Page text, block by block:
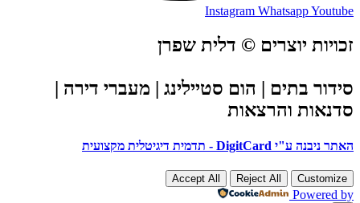
Instagram WhatsappYoutube
זכויות יוצרים © דלית שפרן
סידור בתים | הום סטיילינג | מעברי דירה |
סדנאות והרצאות
האתר ניבנה ע"י DigitCard - תדמית דיגיטלית מקצועית
Scroll
Up
Customize
Reject All
Accept All
Powered by